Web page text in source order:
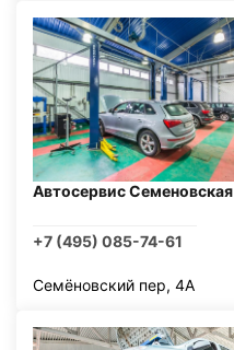
Автосервис Семеновская
+7 (495) 085-74-61
Семёновский пер, 4А